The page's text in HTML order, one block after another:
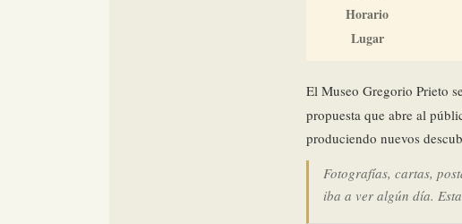
Horario
Lugar
El Museo Gregorio Prieto
propuesta que abre al
produciendo nuevos
Fotografías, cartas,
iba a ver algún día.